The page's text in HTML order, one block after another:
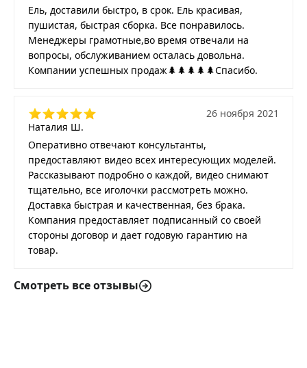
Ель, доставили быстро, в срок. Ель красивая,
пушистая, быстрая сборка. Все понравилось.
Менеджеры грамотные,во время отвечали на
вопросы, обслуживанием осталась довольна.
Компании успешных продаж🌲🌲🌲🌲🌲Спасибо.
Наталия Ш.
26 ноября 2021
Оперативно отвечают консультанты,
предоставляют видео всех интересующих моделей.
Рассказывают подробно о каждой, видео снимают
тщательно, все иголочки рассмотреть можно.
Доставка быстрая и качественная, без брака.
Компания предоставляет подписанный со своей
стороны договор и дает годовую гарантию на
товар.
Смотреть все отзывы